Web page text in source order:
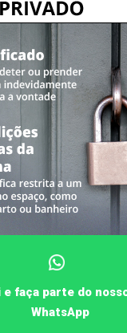
e faça parte do
WhatsApp